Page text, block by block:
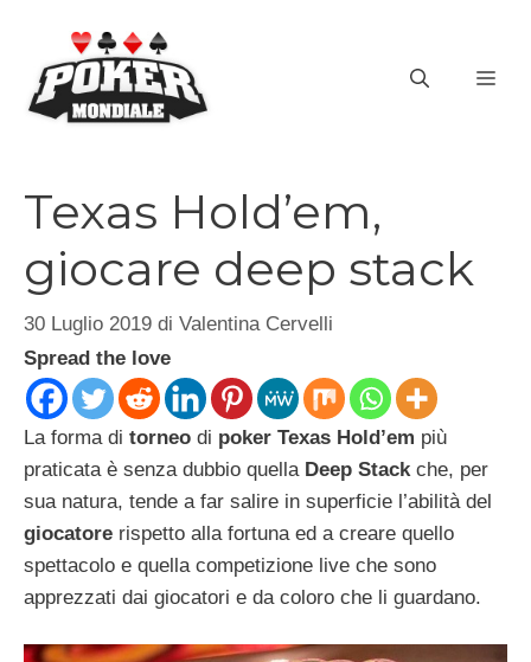
contenuto
Texas Hold’em,
giocare deep stack
30 Luglio 2019 di Valentina Cervelli
Spread the love
La forma di torneo di poker Texas Hold’em più
praticata è senza dubbio quella Deep Stackche, per
sua natura, tende a far salire in superficie l’abilità del
giocatore rispetto alla fortuna ed a creare quello
spettacolo e quella competizione live che sono
apprezzati dai giocatori e da coloro che li guardano.